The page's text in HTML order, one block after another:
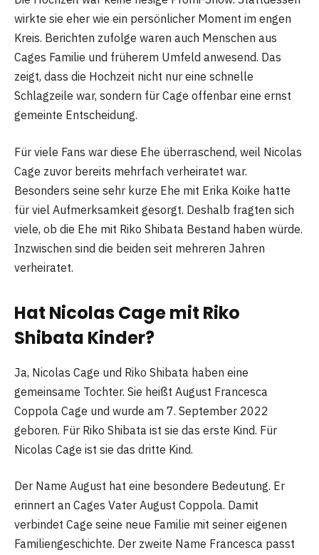
wirkte sie eher wie ein persönlicher Moment im engen
Kreis. Berichten zufolge waren auch Menschen aus
Cages Familie und früherem Umfeld anwesend. Das
zeigt, dass die Hochzeit nicht nur eine schnelle
Schlagzeile war, sondern für Cage offenbar eine ernst
gemeinte Entscheidung.
Für viele Fans war diese Ehe überraschend, weil Nicolas
Cage zuvor bereits mehrfach verheiratet war.
Besonders seine sehr kurze Ehe mit Erika Koike hatte
für viel Aufmerksamkeit gesorgt. Deshalb fragten sich
viele, ob die Ehe mit Riko Shibata Bestand haben würde.
Inzwischen sind die beiden seit mehreren Jahren
verheiratet.
Hat Nicolas Cage mit Riko
Shibata Kinder?
Ja, Nicolas Cage und Riko Shibata haben eine
gemeinsame Tochter. Sie heißt August Francesca
Coppola Cage und wurde am 7. September 2022
geboren. Für Riko Shibata ist sie das erste Kind. Für
Nicolas Cage ist sie das dritte Kind.
Der Name August hat eine besondere Bedeutung. Er
erinnert an Cages Vater August Coppola. Damit
verbindet Cage seine neue Familie mit seiner eigenen
Familiengeschichte. Der zweite Name Francesca passt